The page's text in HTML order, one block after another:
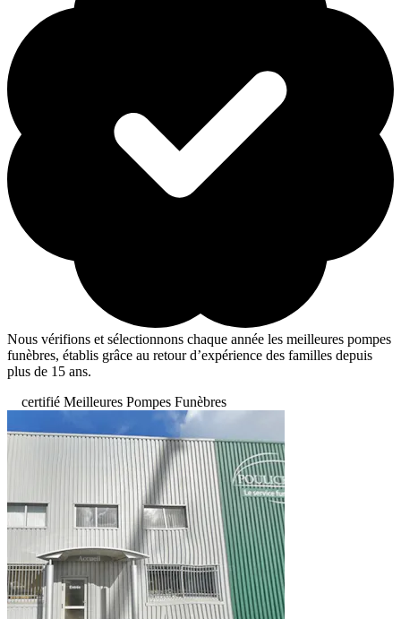
Nous vérifions et sélectionnons chaque année les meilleures pompes
funèbres, établis grâce au retour d’expérience des familles depuis
plus de 15 ans.
certifié Meilleures Pompes Funèbres